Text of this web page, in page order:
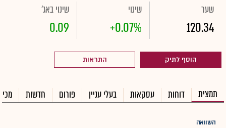
שער
120.34
שינוי
+0.07%
שינוי באג'
0.09
הוסף לתיק התראות
תמצית דוחות עסקאות בעלי עניין פורום חדשות
השוואה